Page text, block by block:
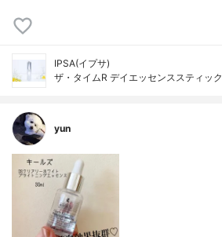
IPSA(イプサ)
ザ・タイムR デイエッセンススティック
yun